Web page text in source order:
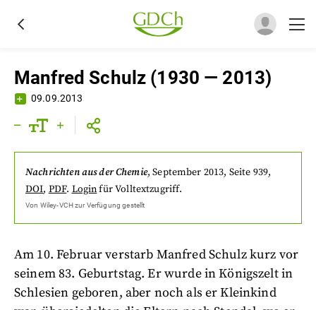
Manfred Schulz (1930 — 2013)
09.09.2013
Nachrichten aus der Chemie,September 2013, Seite 939,
DOI, PDF. Loginfür Volltextzugriff.
Von Wiley-VCHzur Verfügung gestellt
Am 10. Februar verstarb Manfred Schulz kurz vor
seinem 83. Geburtstag. Er wurde in Königszelt in
Schlesien geboren, aber noch als er Kleinkind